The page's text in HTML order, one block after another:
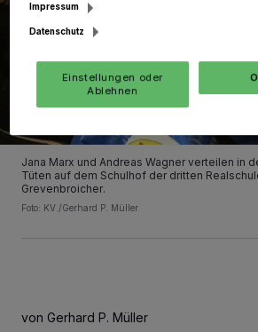
Jana Marx und Andreas Wagner verteilen in
Tüten auf dem Schulhof der dritten
Grevenbroicher.
Foto: KV./Gerhard P. Müller
von Gerhard P. Müller
Impressum
Datenschutz
Einstellungen oder
Ablehnen